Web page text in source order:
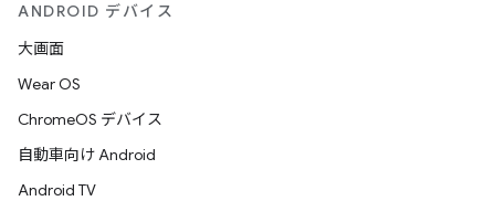
ANDROID デバイス
大画面
Wear OS
ChromeOS デバイス
自動車向け Android
Android TV